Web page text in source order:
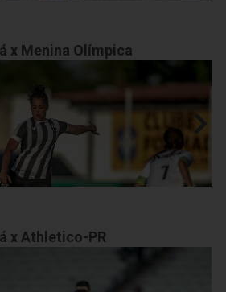
x Menina Olímpica
x Athletico-PR